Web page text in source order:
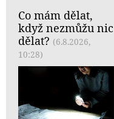
Co mám dělat,
když nezmůžu nic
dělat? (6.8.2026,
10:28)